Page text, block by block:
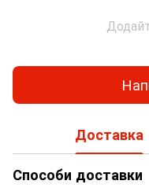
Доставка
Способи доставки